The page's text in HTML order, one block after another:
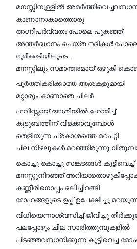
മനസ്സിനുള്ളിൽ
കാണാനാകാത്തൊരു
അഗ്നിപർവ്വതം പോലെ പുകഞ്ഞ്
അന്തർദ്ധാനം ചെയ്ത നദികൾ
ഭൂമിക്കടിയിലൂടെ..
മനസ്സിലും സമാന്തരമായ് ഒഴുകി
പൂർത്തീകരിക്കാത്ത ആശകളുമായി
മറ്റാരും കാണാതെ ചിലർ.
ഹവിസ്സായ് അഗ്നിയിൽ ഹോമിച്ച്
കുടുബത്തിന് വിളക്കാവുമ്പോൾ
തെളിയുന്ന പ്രകാശത്തെ മറപറ്റി
ചില നിഴലുകൾ മറഞ്ഞിരുന്നു
കൊച്ചു കൊച്ചു സങ്കടങ്ങൾ കൂട്ടിവെച്ച്
മനസ്സുനിറഞ്ഞ്
കണ്ണീരിനൊപ്പം ഒലിച്ചിറങ്ങി
മോഹങ്ങളുടെ ഉപ്പ് ഉപേക്ഷിച്ചു
വിധിയെന്നാശ്വസിച്ച് ജീവിച്ചു
പലപ്പോഴും ചില സാരിത്തുമ്പുകളിൽ
പിടഞ്ഞവസാനിക്കുന്ന കൂട്ടിവെച്ച